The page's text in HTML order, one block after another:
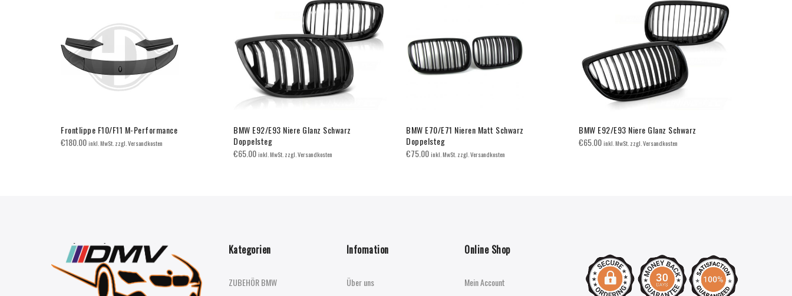
Frontlippe F10/F11 M-Performance
€180.00inkl. MwSt. zzgl. Versandkosten
BMW E92/E93 Niere Glanz Schwarz
Doppelsteg
€65.00inkl. MwSt. zzgl. Versandkosten
BMW E70/E71 Nieren Matt Schwarz
Doppelsteg
€75.00inkl. MwSt. zzgl. Versandkosten
BMW E92/E93 Niere Glanz Schwarz
€65.00inkl. MwSt. zzgl. Versandkosten
Kategorien
ZUBEHÖR BMW
Infomation
Über uns
Online Shop
Mein Account